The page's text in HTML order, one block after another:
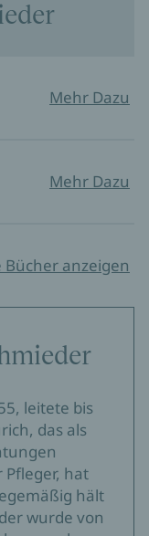
Mehr Dazu
Mehr Dazu
Bücher anzeigen
leitete bis
das als
Pfleger, hat
hält
wurde von